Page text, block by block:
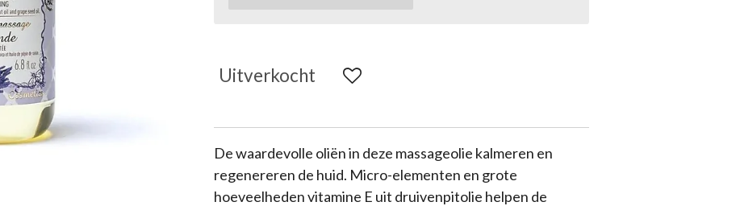
Uitverkocht
De waardevolle oliën in deze massageolie kalmeren en
regenereren de huid. Micro-elementen en grote
hoeveelheden vitamine E uit druivenpitolie helpen de